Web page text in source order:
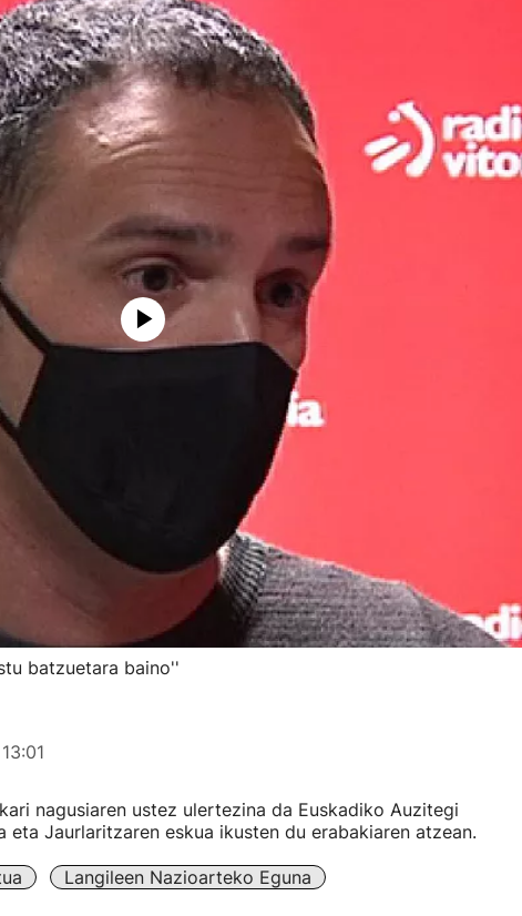
batzuetara baino''
nagusiaren ustez ulertezina da Euskadiko Auzitegi
eta Jaurlaritzaren eskua ikusten du erabakiaren atzean.
Langileen Nazioarteko Eguna